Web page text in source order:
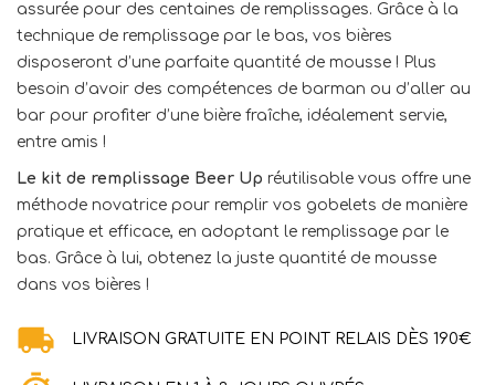
assurée pour des centaines de remplissages. Grâce à la
technique de remplissage par le bas, vos bières
disposeront d’une parfaite quantité de mousse ! Plus
besoin d’avoir des compétences de barman ou d’aller au
bar pour profiter d’une bière fraîche, idéalement servie,
entre amis !
Le kit de remplissage Beer Up réutilisable vous offre une
méthode novatrice pour remplir vos gobelets de manière
pratique et efficace, en adoptant le remplissage par le
bas. Grâce à lui, obtenez la juste quantité de mousse
dans vos bières !
LIVRAISON GRATUITE EN POINT RELAIS DÈS 190€